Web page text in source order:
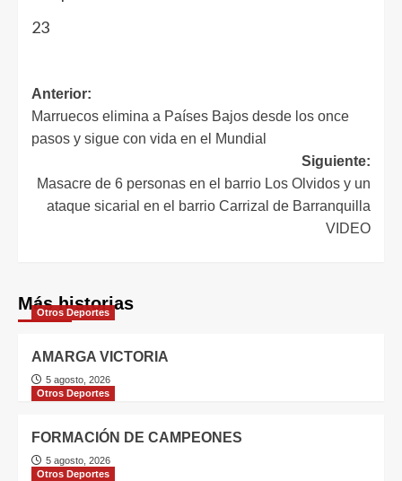
23
Anterior:
Marruecos elimina a Países Bajos desde los once
pasos y sigue con vida en el Mundial
Siguiente:
Masacre de 6 personas en el barrio Los Olvidos y un
ataque sicarial en el barrio Carrizal de Barranquilla
VIDEO
Más historias
Otros Deportes
AMARGA VICTORIA
5 agosto, 2026
Otros Deportes
FORMACIÓN DE CAMPEONES
5 agosto, 2026
Otros Deportes